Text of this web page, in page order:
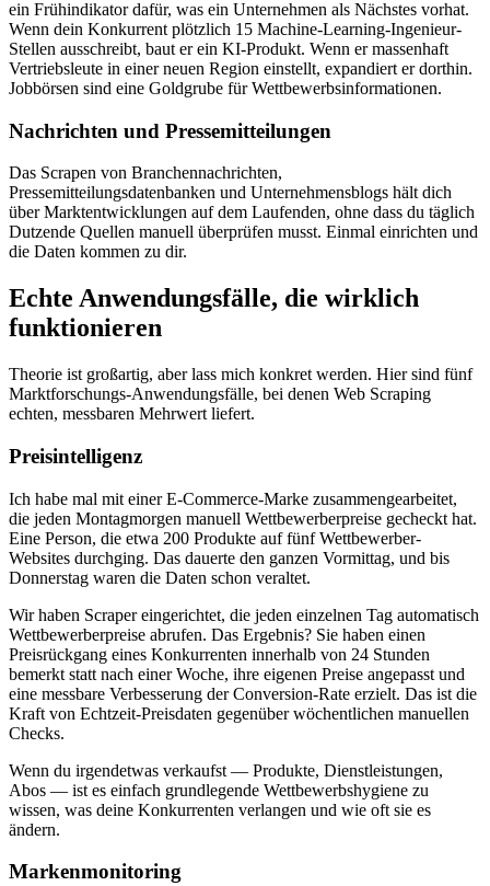
ein Frühindikator dafür, was ein Unternehmen als Nächstes vorhat.
Wenn dein Konkurrent plötzlich 15 Machine-Learning-Ingenieur-
Stellen ausschreibt, baut er ein KI-Produkt. Wenn er massenhaft
Vertriebsleute in einer neuen Region einstellt, expandiert er dorthin.
Jobbörsen sind eine Goldgrube für Wettbewerbsinformationen.
Nachrichten und Pressemitteilungen
Das Scrapen von Branchennachrichten,
Pressemitteilungsdatenbanken und Unternehmensblogs hält dich
über Marktentwicklungen auf dem Laufenden, ohne dass du täglich
Dutzende Quellen manuell überprüfen musst. Einmal einrichten und
die Daten kommen zu dir.
Echte Anwendungsfälle, die wirklich
funktionieren
Theorie ist großartig, aber lass mich konkret werden. Hier sind fünf
Marktforschungs-Anwendungsfälle, bei denen Web Scraping
echten, messbaren Mehrwert liefert.
Preisintelligenz
Ich habe mal mit einer E-Commerce-Marke zusammengearbeitet,
die jeden Montagmorgen manuell Wettbewerberpreise gecheckt hat.
Eine Person, die etwa 200 Produkte auf fünf Wettbewerber-
Websites durchging. Das dauerte den ganzen Vormittag, und bis
Donnerstag waren die Daten schon veraltet.
Wir haben Scraper eingerichtet, die jeden einzelnen Tag automatisch
Wettbewerberpreise abrufen. Das Ergebnis? Sie haben einen
Preisrückgang eines Konkurrenten innerhalb von 24 Stunden
bemerkt statt nach einer Woche, ihre eigenen Preise angepasst und
eine messbare Verbesserung der Conversion-Rate erzielt. Das ist die
Kraft von Echtzeit-Preisdaten gegenüber wöchentlichen manuellen
Checks.
Wenn du irgendetwas verkaufst — Produkte, Dienstleistungen,
Abos — ist es einfach grundlegende Wettbewerbshygiene zu
wissen, was deine Konkurrenten verlangen und wie oft sie es
ändern.
Markenmonitoring